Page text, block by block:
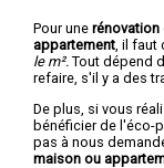
Pour une rénovation
appartement , il
le m². Tout dépend
refaire, s'il y a des
De plus, si vous
bénéficier de l'éco-
pas à nous
maison ou